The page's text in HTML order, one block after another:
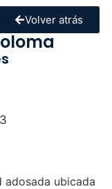
Volver atrás
3
adosada ubicada